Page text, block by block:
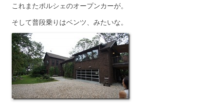
これまたポルシェのオープンカーが。
そして普段乗りはベンツ、みたいな。